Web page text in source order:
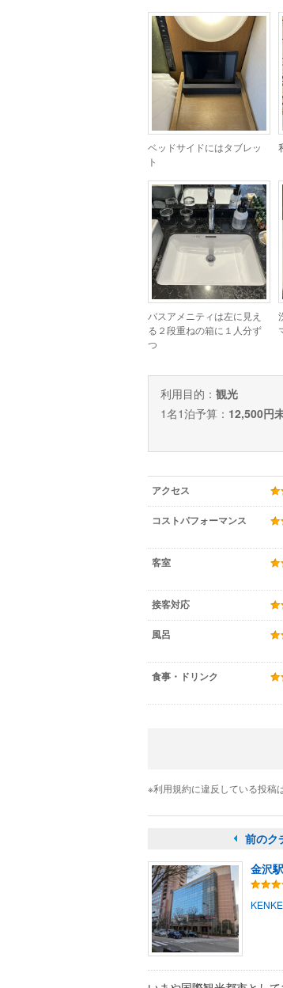
ベッドサイドにはタブレッ
ト
バスアメニティは左に見え
る２段重ねの箱に１人分ず
つ
利用目的： 観光
1名1泊予算： 12,500円
アクセス
コストパフォーマンス
客室
接客対応
風呂
食事・ドリンク
※利用規約に違反している投稿
前のク
金沢